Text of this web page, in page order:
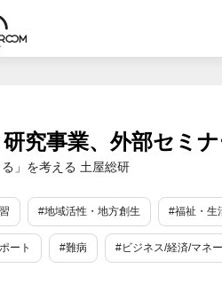
究事業、外部セミ
」を考える 土屋総研
#地域活性・地方創生 #福祉・生
ート #難病 #ビジネス/経済/マネー